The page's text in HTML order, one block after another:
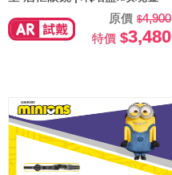
原價
4,900
特價
3,480